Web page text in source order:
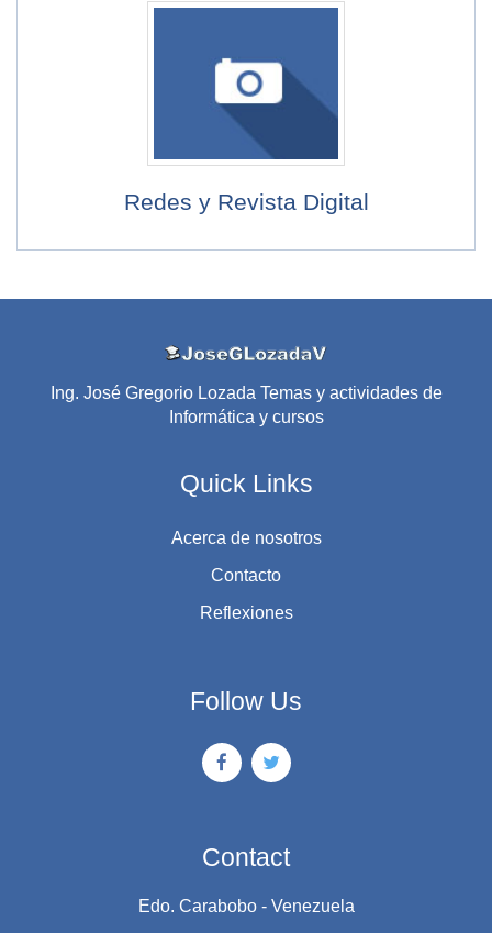
Redes y Revista Digital
Ing. José Gregorio Lozada Temas y actividades de
Informática y cursos
Quick Links
Acerca de nosotros
Contacto
Reflexiones
Follow Us
Contact
Edo. Carabobo - Venezuela